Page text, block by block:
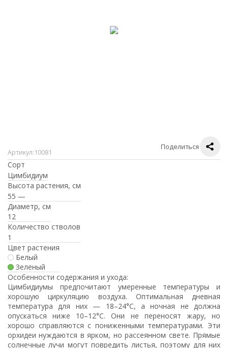
Артикул:10081
Поделиться
Сорт
Цимбидиум
Высота растения, см
55 —
Диаметр, см
12
Количество стволов
1
Цвет растения
Белый
Зеленый
Особенности содержания и ухода:
Цимбидиумы предпочитают умеренные температуры и
хорошую циркуляцию воздуха. Оптимальная дневная
температура для них — 18–24°C, а ночная не должна
опускаться ниже 10–12°C. Они не переносят жару, но
хорошо справляются с пониженными температурами. Эти
орхидеи нуждаются в ярком, но рассеянном свете. Прямые
солнечные лучи могут повредить листья, поэтому для них